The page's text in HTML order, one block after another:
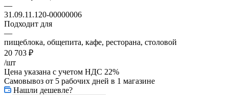
—
31.09.11.120-00000006
Подходит для
—
пищеблока, общепита, кафе, ресторана, столовой
20 703 ₽
/шт
Цена указана с учетом НДС 22%
Самовывоз от 5 рабочих дней в 1 магазине
Нашли дешевле?